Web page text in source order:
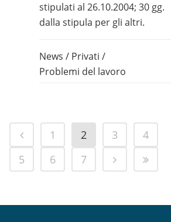
stipulati al 26.10.2004; 30 gg.
dalla stipula per gli altri.
News / Privati /
Problemi del lavoro
1 2 3
4
5
6 7